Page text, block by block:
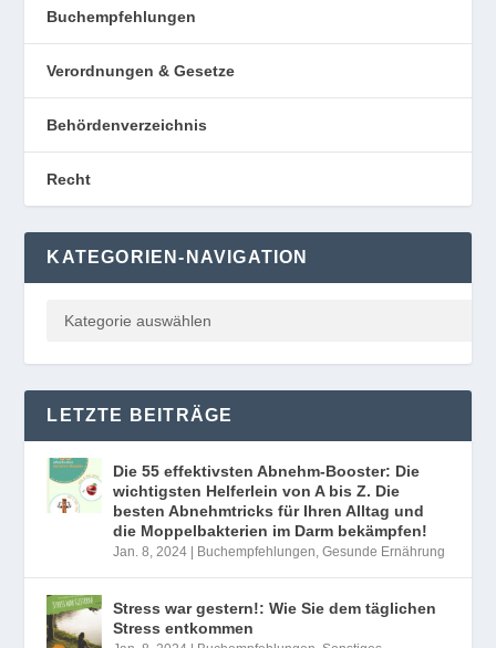
Buchempfehlungen
Verordnungen & Gesetze
Behördenverzeichnis
Recht
KATEGORIEN-NAVIGATION
LETZTE BEITRÄGE
Die 55 effektivsten Abnehm-Booster: Die
wichtigsten Helferlein von A bis Z. Die
besten Abnehmtricks für Ihren Alltag und
die Moppelbakterien im Darm bekämpfen!
Jan. 8, 2024 | Buchempfehlungen ,Gesunde Ernährung
Stress war gestern!: Wie Sie dem täglichen
Stress entkommen